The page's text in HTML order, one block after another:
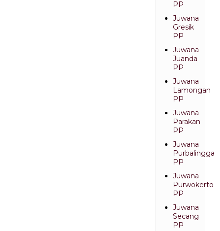
PP
Juwana
Gresik
PP
Juwana
Juanda
PP
Juwana
Lamongan
PP
Juwana
Parakan
PP
Juwana
Purbalingga
PP
Juwana
Purwokerto
PP
Juwana
Secang
PP